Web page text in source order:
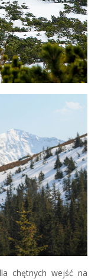
chętnych wejść na